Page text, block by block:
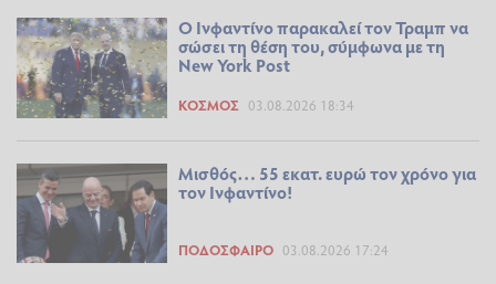
Ο Ινφαντίνο παρακαλεί τον Τραμπ να
σώσει τη θέση του, σύμφωνα με τη
New York Post
ΚΌΣΜΟΣ 03.08.2026 18:34
Μισθός… 55 εκατ. ευρώ τον χρόνο για
τον Ινφαντίνο!
ΠΟΔΌΣΦΑΙΡΟ 03.08.2026 17:24